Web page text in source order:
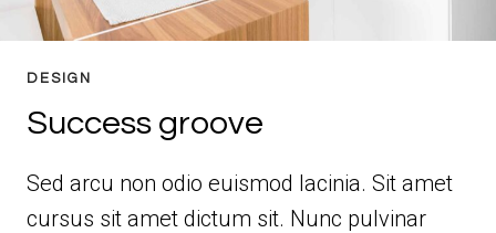
DESIGN
Success groove
Sed arcu non odio euismod lacinia. Sit amet
cursus sit amet dictum sit. Nunc pulvinar